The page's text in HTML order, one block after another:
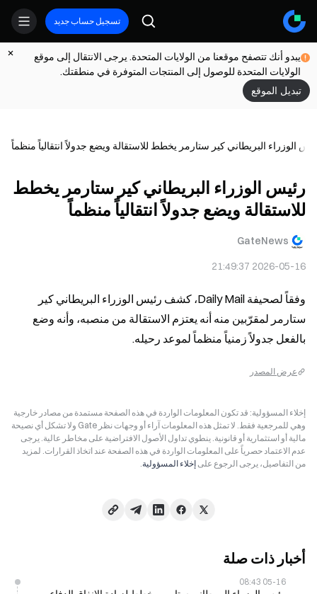
تسجيل حساب جديد
يبدو أنك تتصفح موقعنا من الولايات المتحدة. يرجى الانتقال إلى موقع
الولايات المتحدة للوصول إلى المنتجات المتوفرة في منطقتك.
تبديل الموقع
الوزراء البريطاني كير ستارمر يخطط للاستقالة ويضع جدولاً انتقالياً منظماً
رئيس الوزراء البريطاني كير ستارمر يخطط
للاستقالة ويضع جدولاً انتقالياً منظماً
GateNews
2026-05-16 21:49:37
بالفعل جدولاً زمنياً منظماً لموعد رحيله.
عرض المصدر
إخلاء المسؤولية: قد تكون المعلومات الواردة في هذه الصفحة مستمدة من مصادر خارجية
وهي للمرجعية فقط. لا تمثل هذه المعلومات آراء أو وجهات نظر Gate ولا تشكل أي نصيحة
مالية أو استثمارية أو قانونية. ينطوي تداول الأصول الافتراضية على مخاطر عالية. يرجى
عدم الاعتماد حصرياً على المعلومات الواردة في هذه الصفحة عند اتخاذ القرارات. لمزيد
من التفاصيل، يرجى الرجوع على إخلاء المسؤولية.
أخبار ذات صلة
05-16 08:43